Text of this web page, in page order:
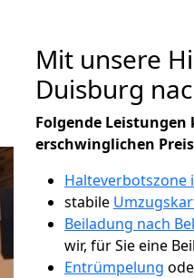
Mit unsere
Duisburg
Folgende Leistungen
erschwinglichen
Halteverbotszone
stabile
Beiladung nach
wir, für Sie eine
Entrümpelung